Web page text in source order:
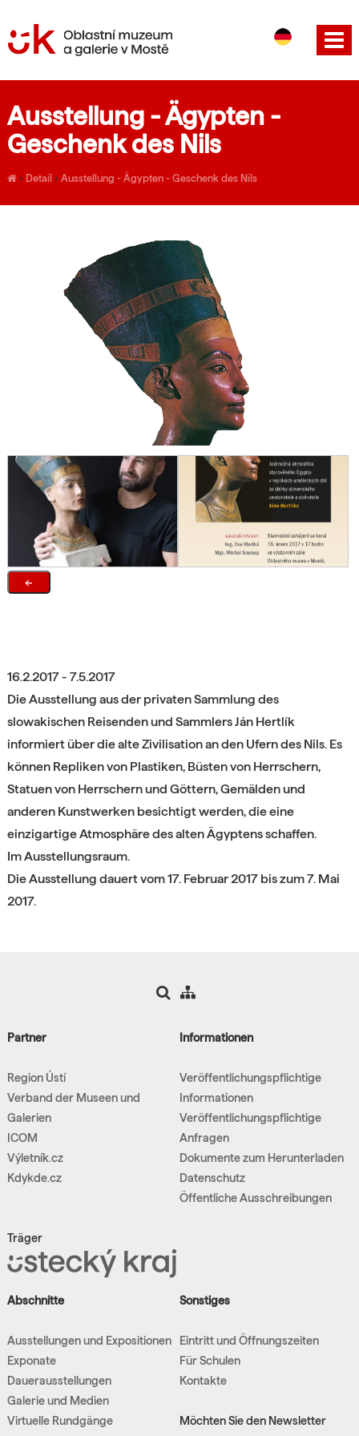
EN
Ausstellung - Ägypten -
Geschenk des Nils
› Detail › Ausstellung - Ägypten - Geschenk des Nils
←
16.2.2017 - 7.5.2017
Die Ausstellung aus der privaten Sammlung des
slowakischen Reisenden und Sammlers Ján Hertlík
informiert über die alte Zivilisation an den Ufern des Nils. Es
können Repliken von Plastiken, Büsten von Herrschern,
Statuen von Herrschern und Göttern, Gemälden und
anderen Kunstwerken besichtigt werden, die eine
einzigartige Atmosphäre des alten Ägyptens schaffen.
Im Ausstellungsraum.
Die Ausstellung dauert vom 17. Februar 2017 bis zum 7. Mai
2017.
Partner
Region Ústí
Verband der Museen und
Galerien
ICOM
Výletník.cz
Kdykde.cz
Träger
Informationen
Veröffentlichungspflichtige
Informationen
Veröffentlichungspflichtige
Anfragen
Dokumente zum Herunterladen
Datenschutz
Öffentliche Ausschreibungen
Abschnitte
Ausstellungen und Expositionen
Exponate
Dauerausstellungen
Galerie und Medien
Virtuelle Rundgänge
Sonstiges
Eintritt und Öffnungszeiten
Für Schulen
Kontakte
Möchten Sie den Newsletter